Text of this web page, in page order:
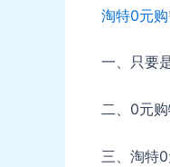
淘特0元购
一、只要
二、0元
三、淘特